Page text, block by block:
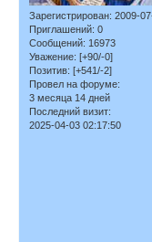
Зарегистрирован: 2009-
Приглашений: 0
Сообщений: 16973
Уважение: [+90/-0]
Позитив: [+541/-2]
Провел на форуме:
3 месяца 14 дней
Последний визит:
2025-04-03 02:17:50